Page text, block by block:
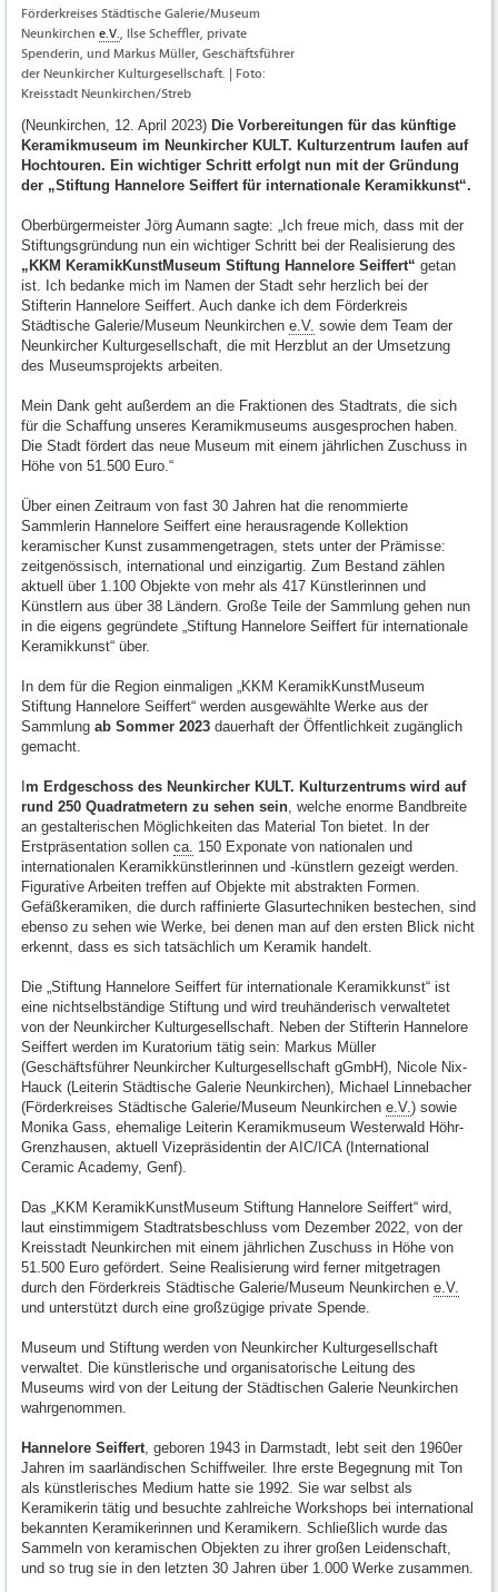
Förderkreises Städtische Galerie/Museum
Neunkirchen e.V., Ilse Scheffler, private
Spenderin, und Markus Müller, Geschäftsführer
der Neunkircher Kulturgesellschaft. | Foto:
Kreisstadt Neunkirchen/Streb
(Neunkirchen, 12. April 2023) Die Vorbereitungen für das künftige
Keramikmuseum im Neunkircher KULT. Kulturzentrum laufen auf
Hochtouren. Ein wichtiger Schritt erfolgt nun mit der Gründung
der „Stiftung Hannelore Seiffert für internationale Keramikkunst“.
Oberbürgermeister Jörg Aumann sagte: „Ich freue mich, dass mit der
Stiftungsgründung nun ein wichtiger Schritt bei der Realisierung des
„KKM KeramikKunstMuseum Stiftung Hannelore Seiffert“ getan
ist. Ich bedanke mich im Namen der Stadt sehr herzlich bei der
Stifterin Hannelore Seiffert. Auch danke ich dem Förderkreis
Städtische Galerie/Museum Neunkirchen e.V. sowie dem Team der
Neunkircher Kulturgesellschaft, die mit Herzblut an der Umsetzung
des Museumsprojekts arbeiten.
Mein Dank geht außerdem an die Fraktionen des Stadtrats, die sich
für die Schaffung unseres Keramikmuseums ausgesprochen haben.
Die Stadt fördert das neue Museum mit einem jährlichen Zuschuss in
Höhe von 51.500 Euro.“
Über einen Zeitraum von fast 30 Jahren hat die renommierte
Sammlerin Hannelore Seiffert eine herausragende Kollektion
keramischer Kunst zusammengetragen, stets unter der Prämisse:
zeitgenössisch, international und einzigartig. Zum Bestand zählen
aktuell über 1.100 Objekte von mehr als 417 Künstlerinnen und
Künstlern aus über 38 Ländern. Große Teile der Sammlung gehen nun
in die eigens gegründete „Stiftung Hannelore Seiffert für internationale
Keramikkunst“ über.
In dem für die Region einmaligen „KKM KeramikKunstMuseum
Stiftung Hannelore Seiffert“ werden ausgewählte Werke aus der
Sammlung ab Sommer 2023 dauerhaft der Öffentlichkeit zugänglich
gemacht.
Im Erdgeschoss des Neunkircher KULT. Kulturzentrums wird auf
rund 250 Quadratmetern zu sehen sein , welche enorme Bandbreite
an gestalterischen Möglichkeiten das Material Ton bietet. In der
Erstpräsentation sollen ca. 150 Exponate von nationalen und
internationalen Keramikkünstlerinnen und -künstlern gezeigt werden.
Figurative Arbeiten treffen auf Objekte mit abstrakten Formen.
Gefäßkeramiken, die durch raffinierte Glasurtechniken bestechen, sind
ebenso zu sehen wie Werke, bei denen man auf den ersten Blick nicht
erkennt, dass es sich tatsächlich um Keramik handelt.
Die „Stiftung Hannelore Seiffert für internationale Keramikkunst“ ist
eine nichtselbständige Stiftung und wird treuhänderisch verwaltetet
von der Neunkircher Kulturgesellschaft. Neben der Stifterin Hannelore
Seiffert werden im Kuratorium tätig sein: Markus Müller
(Geschäftsführer Neunkircher Kulturgesellschaft gGmbH), Nicole Nix-
Hauck (Leiterin Städtische Galerie Neunkirchen), Michael Linnebacher
(Förderkreises Städtische Galerie/Museum Neunkirchen e.V. ) sowie
Monika Gass, ehemalige Leiterin Keramikmuseum Westerwald Höhr-
Grenzhausen, aktuell Vizepräsidentin der AIC/ICA (International
Ceramic Academy, Genf).
Das „KKM KeramikKunstMuseum Stiftung Hannelore Seiffert“ wird,
laut einstimmigem Stadtratsbeschluss vom Dezember 2022, von der
Kreisstadt Neunkirchen mit einem jährlichen Zuschuss in Höhe von
51.500 Euro gefördert. Seine Realisierung wird ferner mitgetragen
durch den Förderkreis Städtische Galerie/Museum Neunkirchen e.V.
und unterstützt durch eine großzügige private Spende.
Museum und Stiftung werden von Neunkircher Kulturgesellschaft
verwaltet. Die künstlerische und organisatorische Leitung des
Museums wird von der Leitung der Städtischen Galerie Neunkirchen
wahrgenommen.
Hannelore Seiffert , geboren 1943 in Darmstadt, lebt seit den 1960er
Jahren im saarländischen Schiffweiler. Ihre erste Begegnung mit Ton
als künstlerisches Medium hatte sie 1992. Sie war selbst als
Keramikerin tätig und besuchte zahlreiche Workshops bei international
bekannten Keramikerinnen und Keramikern. Schließlich wurde das
Sammeln von keramischen Objekten zu ihrer großen Leidenschaft,
und so trug sie in den letzten 30 Jahren über 1.000 Werke zusammen.